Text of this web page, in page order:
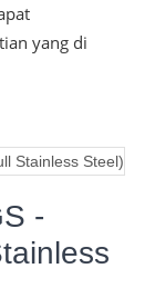
yang di
-